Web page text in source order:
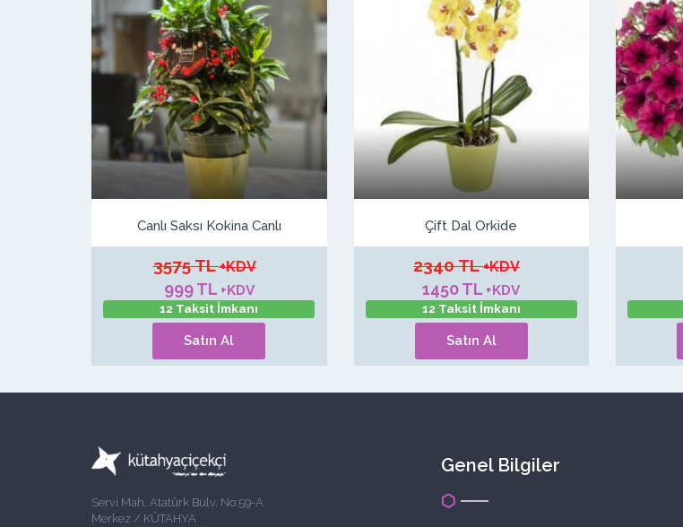
Canlı Saksı Kokina Canlı
3575 TL+KDV
999 TL +KDV
12 Taksit İmkanı
Satın Al
Çift Dal Orkide
2340 TL+KDV
1450 TL +KDV
12 Taksit İmkanı
Satın Al
Servi Mah. Atatürk Bulv. No:59-A
Merkez / KÜTAHYA
Genel Bilgiler